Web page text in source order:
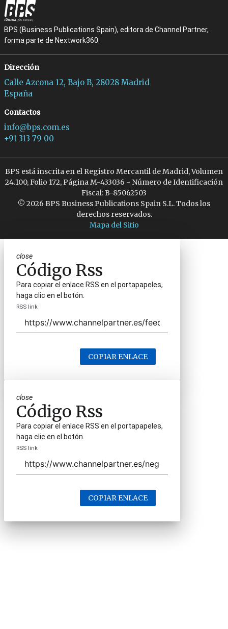
BPS (Business Publications Spain), editora de Channel Partner,
forma parte de Nextwork360.
Dirección
Calle Azcona 12, Bajo B, 28028 Madrid
España
Contactos
info@bps.com.es
+91 313 79 00
BPS está inscrita en el Registro Mercantil de Madrid, Volumen
24.100, Folio 172, Página M-433036 - Número de Identificación
Fiscal: B-85062503
© 2026 BPS Business Publications Spain S.L. Todos los
derechos reservados.
Mapa del Sitio
close
Código Rss
Para copiar el enlace RSS en el portapapeles,
haga clic en el botón.
RSS link
COPIAR ENLACE
close
Código Rss
Para copiar el enlace RSS en el portapapeles,
haga clic en el botón.
RSS link
COPIAR ENLACE